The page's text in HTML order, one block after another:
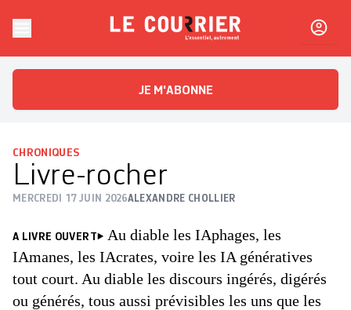
Le CourrierL'essentiel, autrement
JE M'ABONNE
CHRONIQUES
Livre-rocher
MERCREDI 17 JUIN 2026ALEXANDRE CHOLLIER
A LIVRE OUVERT
Au diable les IAphages, les
IAmanes, les IAcrates, voire les IA génératives
tout court. Au diable les discours ingérés, digérés
ou générés, tous aussi prévisibles les uns que les